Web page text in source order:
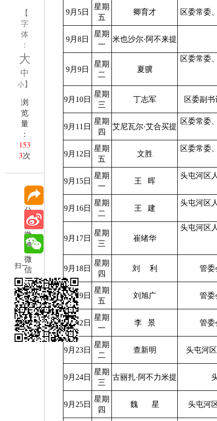
【
字
体
：
大
中
小】
浏
览
量
：
153
3次
分
享
微
博
微
信
扫一
扫在
手机
打开
当前
页
9月5日
星期
五
卿育才 区委常委
9月8日
星期
一
米也沙尔·阿不来提
9月9日
星期
二
夏骥
区委常委
9月10日
星期
三
丁志军 区委副
9月11日
星期
四
艾尼瓦尔·艾合买提
区委常委
9月12日
星期
五
文胜
区委常委
9月15日
星期
一
王 晖
头屯河区
9月16日
星期
二
王 建
头屯河区
9月17日
星期
三
崔绪华
头屯河区
9月18日
星期
四
刘 利 管委
9月19日
星期
五
刘旭广 管委
9月22日
星期
一
李 景 管委
9月23日
星期
二
查新明 头屯河
9月24日
星期
三
古丽扎·阿不力米提
9月25日
星期
四
魏 星 头屯河